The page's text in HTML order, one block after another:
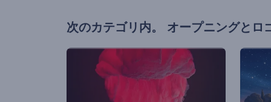
次のカテゴリ内。 オープニングとロ